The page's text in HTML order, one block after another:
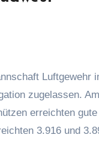
zugelassen.
erreichten
3.916 und